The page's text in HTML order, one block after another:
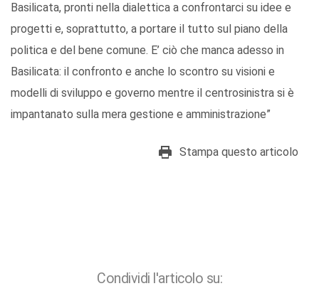
Basilicata, pronti nella dialettica a confrontarci su idee e
progetti e, soprattutto, a portare il tutto sul piano della
politica e del bene comune. E’ ciò che manca adesso in
Basilicata: il confronto e anche lo scontro su visioni e
modelli di sviluppo e governo mentre il centrosinistra si è
impantanato sulla mera gestione e amministrazione”
Stampa questo articolo
Condividi l'articolo su: